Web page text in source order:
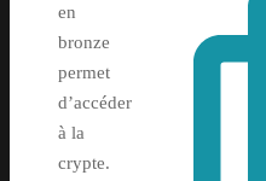
en
bronze
permet
d’accéder
à la
crypte.